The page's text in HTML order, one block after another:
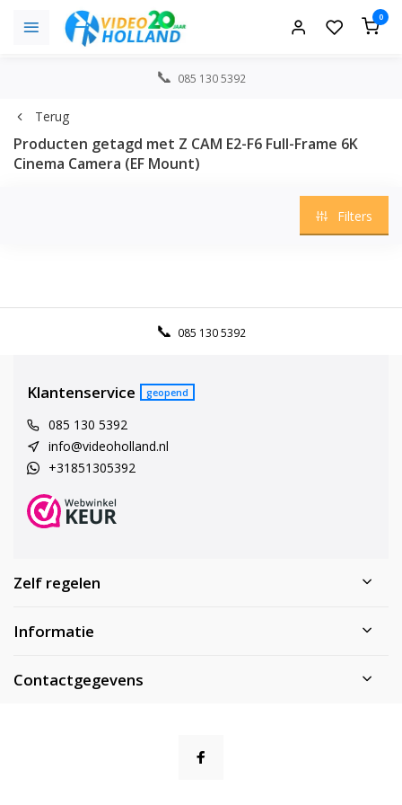
0
085 130 5392
Terug
Producten getagd met Z CAM E2-F6 Full-Frame 6K
Cinema Camera (EF Mount)
Filters
085 130 5392
Klantenservice geopend
085 130 5392
info@videoholland.nl
+31851305392
Zelf regelen
Informatie
Contactgegevens